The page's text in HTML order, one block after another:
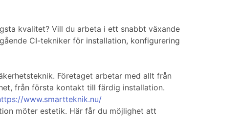
kvalitet? Vill du arbeta i ett snabbt växande
CI-tekniker för installation, konfigurering
Företaget arbetar med allt från
från första kontakt till färdig installation.
www.smartteknik.nu/
möter estetik. Här får du möjlighet att